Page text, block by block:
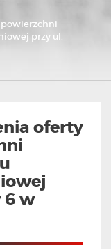
powierzchni
przy ul.
oferty
6 w